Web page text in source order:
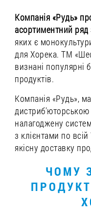
Компанія «Рудь»
асортиментний
яких є
для Хорека. ТМ
визнані
продуктів.
Компанія «Рудь»,
налагоджену
з клієнтами по всій
якісну доставку
ЧОМУ